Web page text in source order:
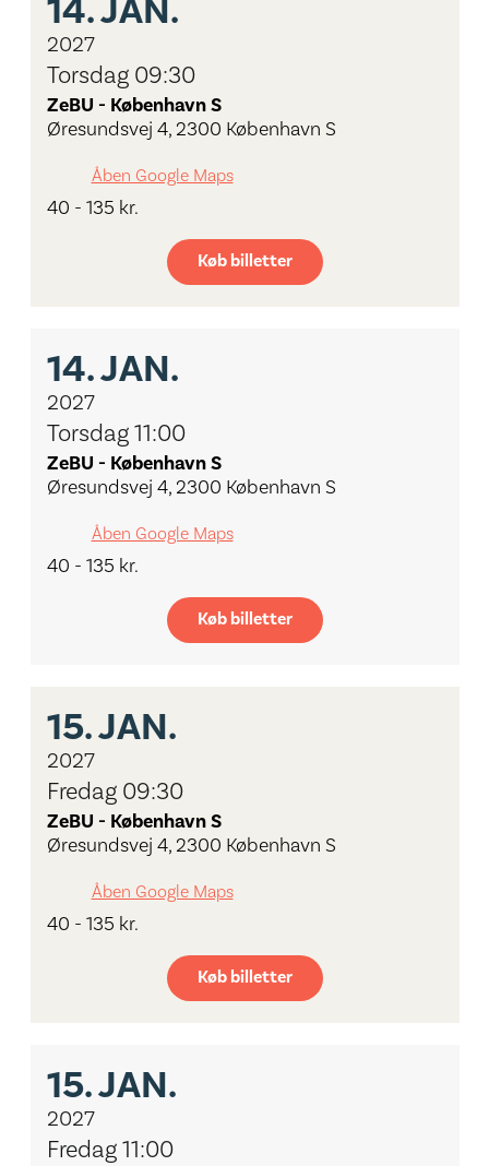
14.JAN.
2027
Torsdag 09:30
ZeBU - København S
Øresundsvej 4, 2300 København S
Åben Google Maps
40 - 135 kr.
Køb billetter
14.JAN.
2027
Torsdag 11:00
ZeBU - København S
Øresundsvej 4, 2300 København S
Åben Google Maps
40 - 135 kr.
Køb billetter
15.JAN.
2027
Fredag 09:30
ZeBU - København S
Øresundsvej 4, 2300 København S
Åben Google Maps
40 - 135 kr.
Køb billetter
15.JAN.
2027
Fredag 11:00